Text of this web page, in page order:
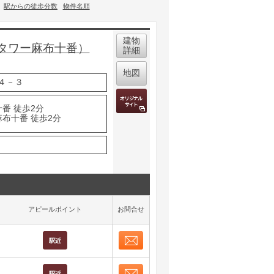
駅からの徒歩分数 物件名順
ー麻布十番）
－３
徒歩2分
十番 徒歩2分
建物
詳細
地図
アピールポイント お問合せ
り表示